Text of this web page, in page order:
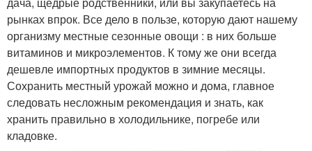
рынках впрок. Все дело в пользе, которую дают нашему
организму местные сезонные овощи : в них больше
витаминов и микроэлементов. К тому же они всегда
дешевле импортных продуктов в зимние месяцы.
Сохранить местный урожай можно и дома, главное
следовать несложным рекомендация и знать, как
хранить правильно в холодильнике, погребе или
кладовке.